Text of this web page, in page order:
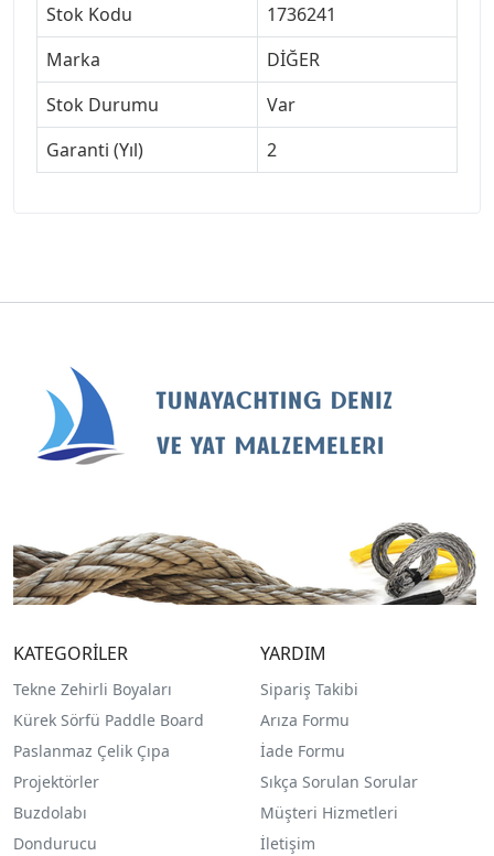
Stok Kodu
1736241
Marka
DİĞER
Stok Durumu
Var
Garanti (Yıl)
2
KATEGORİLER
Tekne Zehirli Boyaları
Kürek Sörfü Paddle Board
Paslanmaz Çelik Çıpa
Projektörler
Buzdolabı
Dondurucu
YARDIM
Sipariş Takibi
Arıza Formu
İade Formu
Sıkça Sorulan Sorular
Müşteri Hizmetleri
İletişim